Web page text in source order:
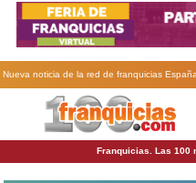
Nueva noticia de la red de franquicias
Franquicias. Las 100